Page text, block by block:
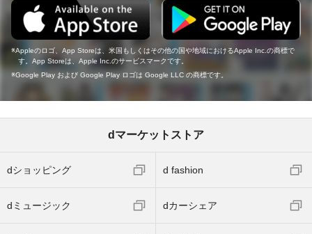
Appleのロゴ、App Storeは、米国もしくはその他の国や地域におけるApple Inc.の商標で
す。App Storeは、Apple Inc.のサービスマークです。
Google Play および Google Play ロゴは Google LLC の商標です。
dマーケットストア
dショッピング d fashion
dミュージック dカーシェア